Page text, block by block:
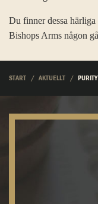
Du finner dessa
Bishops Arms någon
START AKTUELLT